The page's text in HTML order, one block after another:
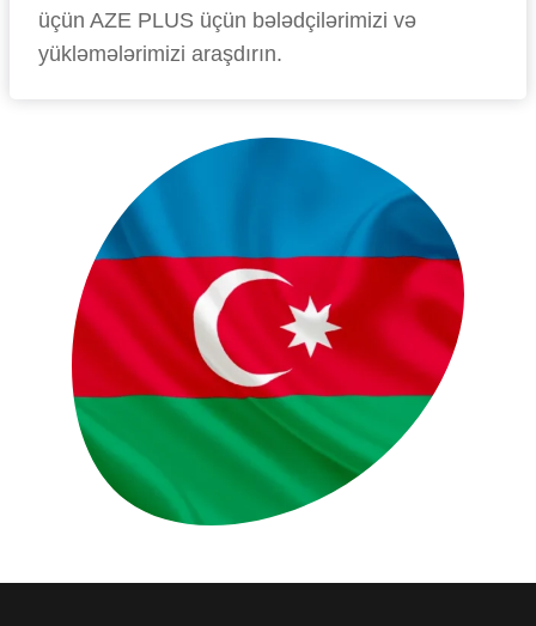
üçün AZE PLUS üçün bələdçilərimizi və
yükləmələrimizi araşdırın.